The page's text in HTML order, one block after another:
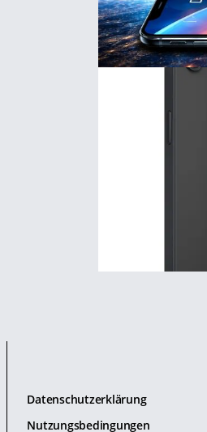
Datenschutzerklärung
Nutzungsbedingungen